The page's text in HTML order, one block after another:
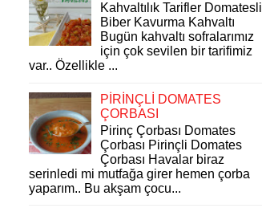
Kahvaltılık Tarifler Domatesli
Biber Kavurma Kahvaltı
Bugün kahvaltı sofralarımız
için çok sevilen bir tarifimiz
var.. Özellikle ...
PİRİNÇLİ DOMATES
ÇORBASI
Pirinç Çorbası Domates
Çorbası Pirinçli Domates
Çorbası Havalar biraz
serinledi mi mutfağa girer hemen çorba
yaparım.. Bu akşam çocu...